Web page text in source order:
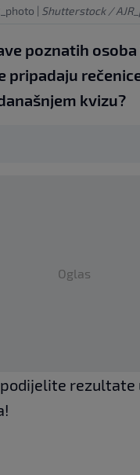
| Shutterstock /
poznatih osoba
pripadaju
kvizu?
Oglas
rezultate